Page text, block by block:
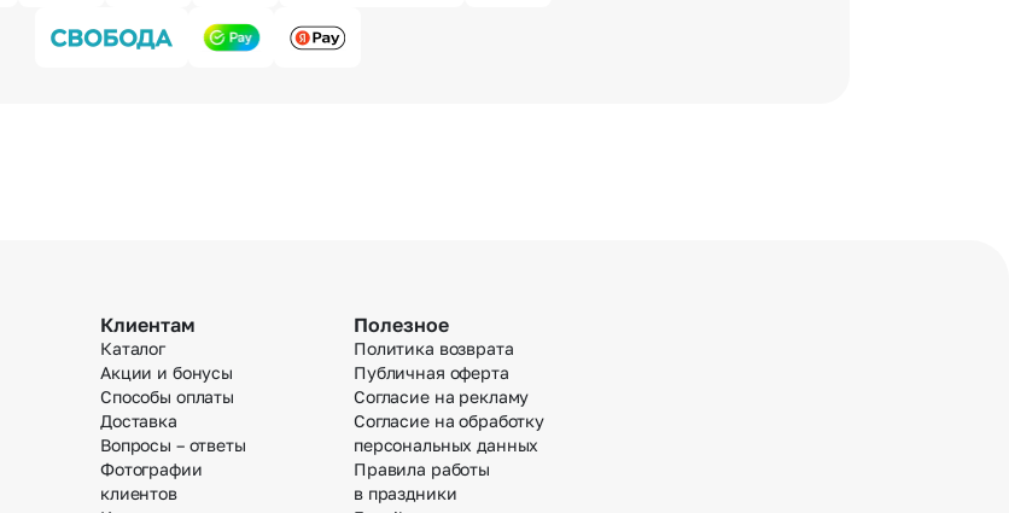
Клиентам
Каталог
Акции и бонусы
Способы оплаты
Доставка
Вопросы – ответы
Фотографии
клиентов
Полезное
Политика возврата
Публичная оферта
Согласие на рекламу
Согласие на обработку
персональных данных
Правила работы
в праздники